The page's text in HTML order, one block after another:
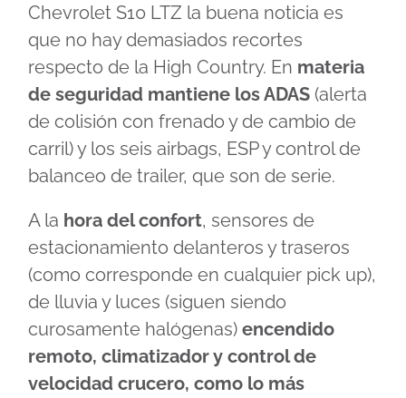
Chevrolet S10 LTZ la buena noticia es
que no hay demasiados recortes
respecto de la High Country. En materia
de seguridad mantiene los ADAS (alerta
de colisión con frenado y de cambio de
carril) y los seis airbags, ESP y control de
balanceo de trailer, que son de serie.
A la hora del confort, sensores de
estacionamiento delanteros y traseros
(como corresponde en cualquier pick up),
de lluvia y luces (siguen siendo
curosamente halógenas) encendido
remoto, climatizador y control de
velocidad crucero, como lo más